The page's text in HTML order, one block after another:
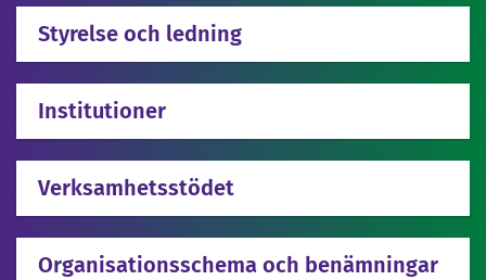
Styrelse och ledning
Institutioner
Verksamhetsstödet
Organisationsschema och benämningar